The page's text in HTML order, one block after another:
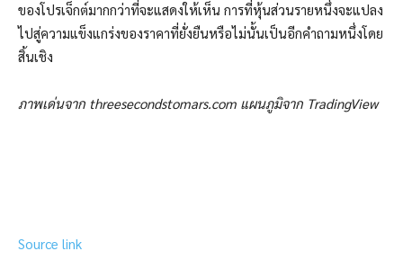
ของโปรเจ็กต์มากกว่าที่จะแสดงให้เห็น การที่หุ้นส่วนรายหนึ่งจะแปลง
ไปสู่ความแข็งแกร่งของราคาที่ยั่งยืนหรือไม่นั้นเป็นอีกคำถามหนึ่งโดย
สิ้นเชิง
ภาพเด่นจาก threesecondstomars.com แผนภูมิจาก TradingView
Source link